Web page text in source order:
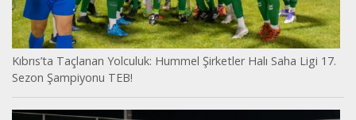
Kıbrıs’ta Taçlanan Yolculuk: Hummel Şirketler Halı Saha Ligi 17.
Sezon Şampiyonu TEB!